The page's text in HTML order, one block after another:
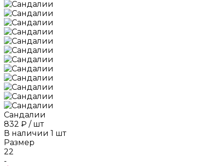
Сандалии
832 ₽ / шт
В наличии 1 шт
Размер
22
-